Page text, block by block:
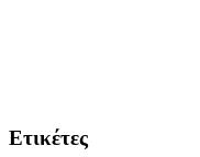
Ετικέτες